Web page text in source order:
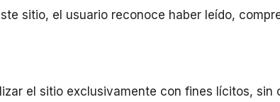
sitio, el usuario reconoce haber leído,
el sitio exclusivamente con fines lícitos,